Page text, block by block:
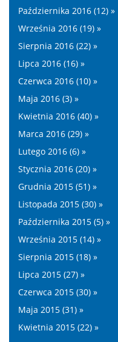
Października 2016 (12) »
Września 2016 (19) »
Sierpnia 2016 (22) »
Lipca 2016 (16) »
Czerwca 2016 (10) »
Maja 2016 (3) »
Kwietnia 2016 (40) »
Marca 2016 (29) »
Lutego 2016 (6) »
Stycznia 2016 (20) »
Grudnia 2015 (51) »
Listopada 2015 (30) »
Października 2015 (5) »
Września 2015 (14) »
Sierpnia 2015 (18) »
Lipca 2015 (27) »
Czerwca 2015 (30) »
Maja 2015 (31) »
Kwietnia 2015 (22) »